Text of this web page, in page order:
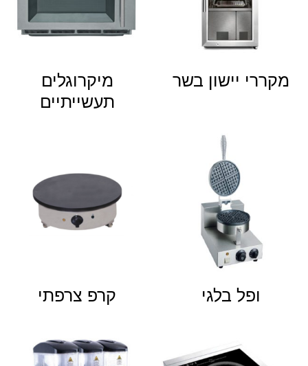
מקררי יישון בשר
מיקרוגלים
תעשייתיים
ופל בלגי קרפ צרפתי